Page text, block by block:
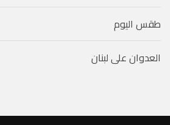
طقس اليوم
العدوان على لبنان